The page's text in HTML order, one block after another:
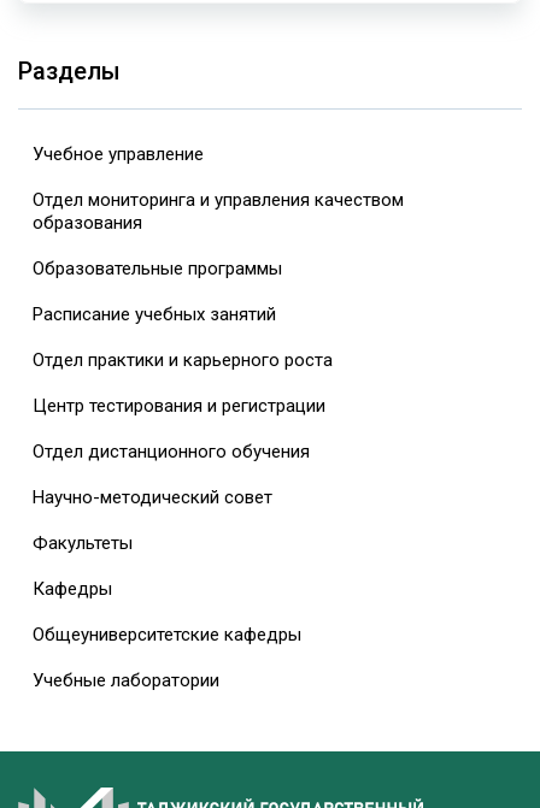
Разделы
Учебное управление
Отдел мониторинга и управления качеством
образования
Образовательные программы
Расписание учебных занятий
Отдел практики и карьерного роста
Центр тестирования и регистрации
Отдел дистанционного обучения
Научно-методический совет
Факультеты
Кафедры
Общеуниверситетские кафедры
Учебные лаборатории